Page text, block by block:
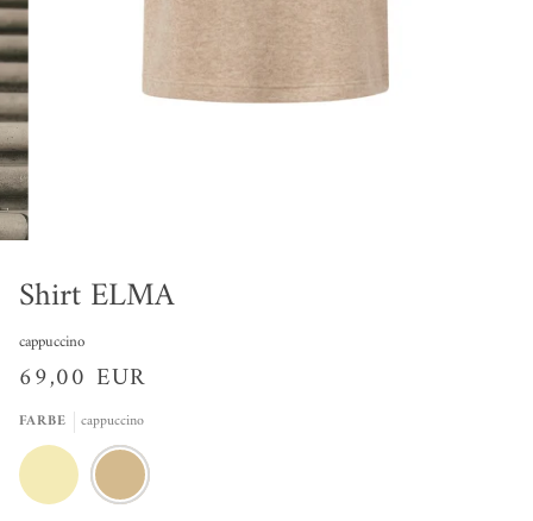
Shirt ELMA
cappuccino
69,00 EUR
FARBE cappuccino